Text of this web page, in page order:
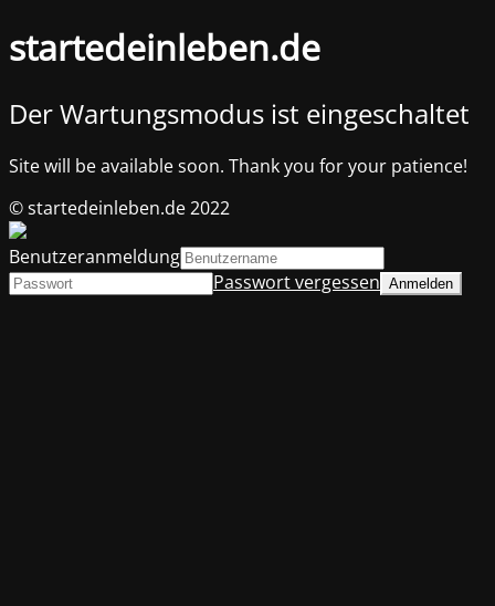
startedeinleben.de
Der Wartungsmodus ist eingeschaltet
Site will be available soon. Thank you for your patience!
© startedeinleben.de 2022
Benutzeranmeldung
Passwort vergessen